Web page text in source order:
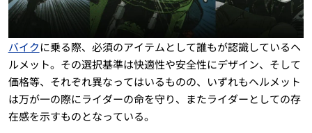
バイクに乗る際、必須のアイテムとして誰もが認識しているヘ
ルメット。その選択基準は快適性や安全性にデザイン、そして
価格等、それぞれ異なってはいるものの、いずれもヘルメット
は万が一の際にライダーの命を守り、またライダーとしての存
在感を示すものとなっている。